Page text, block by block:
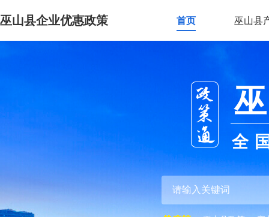
巫山县企业优惠政策 首页 巫山县
全